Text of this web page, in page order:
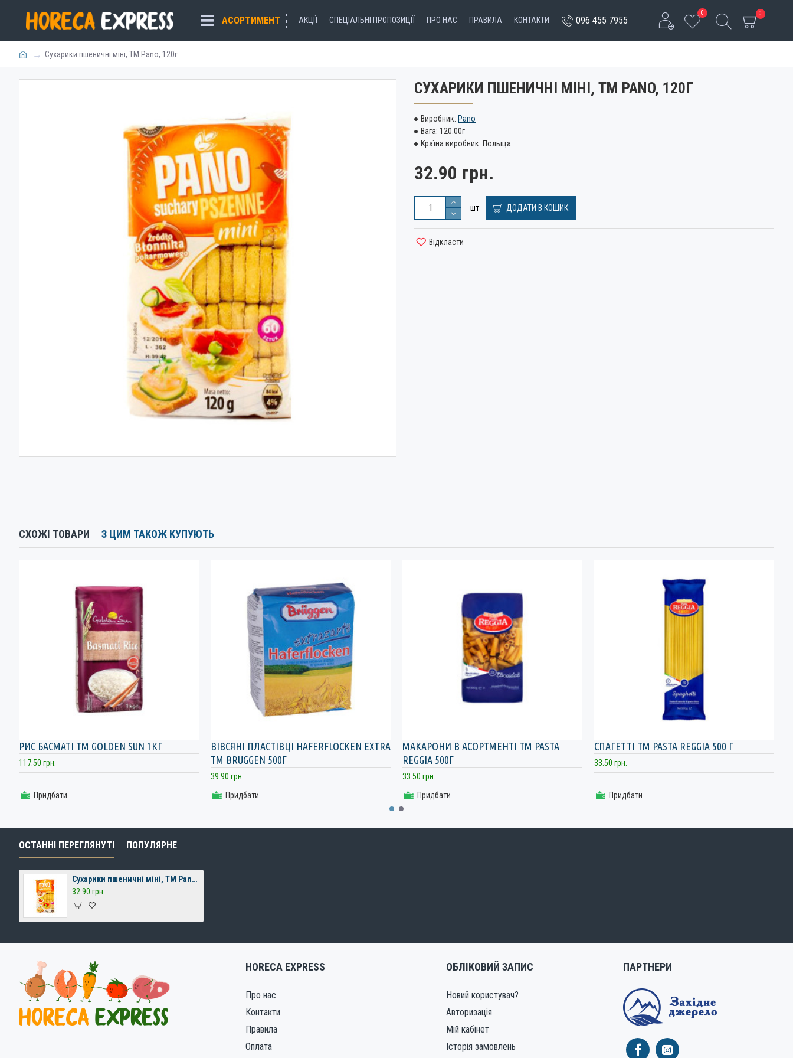
АСОРТИМЕНТ АКЦІЇ СПЕЦІАЛЬНІ ПРОПОЗИЦІЇ ПРО НАС ПРАВИЛА КОНТАКТИ 096 455 7955
0 0
Cухарики пшеничні міні, ТМ Pano, 120г
CУХАРИКИ ПШЕНИЧНІ МІНІ, ТМ PANO, 120Г
Виробник: Pano
Вага: 120.00г
Країна виробник: Польща
32.90 грн.
шт ДОДАТИ В КОШИК
Відкласти
СХОЖІ ТОВАРИ З ЦИМ ТАКОЖ КУПУЮТЬ
РИС БАСМАТІ ТМ GOLDEN SUN 1КГ
117.50 грн.
Придбати
ВІВСЯНІ ПЛАСТІВЦІ HAFERFLOCKEN EXTRA
ТМ BRUGGEN 500Г
39.90 грн.
Придбати
МАКАРОНИ В АСОРТМЕНТІ ТМ PASTA
REGGIA 500Г
33.50 грн.
Придбати
СПАГЕТТІ ТМ PASTA REGGIA 500 Г
33.50 грн.
Придбати
ОСТАННІ ПЕРЕГЛЯНУТІ ПОПУЛЯРНЕ
Cухарики пшеничні міні, ТМ Pano, 120г
32.90 грн.
HORECA EXPRESS
Про нас
Контакти
Правила
Оплата
ОБЛІКОВИЙ ЗАПИС
Новий користувач?
Авторизація
Мій кабінет
Історія замовлень
ПАРТНЕРИ